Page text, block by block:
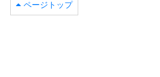
ページトップ